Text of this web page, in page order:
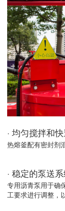
· 均匀搅拌和
热熔釜配有密封剂
· 稳定的泵送
专用沥青泵用于确
工要求进行调整，